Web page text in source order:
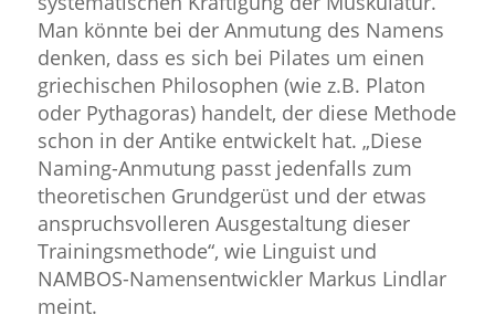
Man könnte bei der Anmutung des Namens
denken, dass es sich bei Pilates um einen
griechischen Philosophen (wie z.B. Platon
oder Pythagoras) handelt, der diese Methode
schon in der Antike entwickelt hat. „Diese
Naming-Anmutung passt jedenfalls zum
theoretischen Grundgerüst und der etwas
anspruchsvolleren Ausgestaltung dieser
Trainingsmethode“, wie Linguist und
NAMBOS-Namensentwickler Markus Lindlar
meint.